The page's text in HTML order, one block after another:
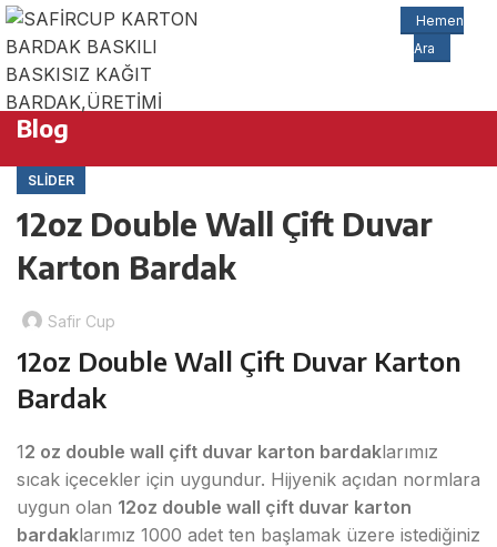
Hemen
Ara
Blog
SLIDER
12oz Double Wall Çift Duvar
Karton Bardak
Safir Cup
12oz Double Wall Çift Duvar Karton
Bardak
12 oz double wall çift duvar karton bardaklarımız
sıcak içecekler için uygundur. Hijyenik açıdan normlara
uygun olan 12oz double wall çift duvar karton
bardaklarımız 1000 adet ten başlamak üzere istediğiniz